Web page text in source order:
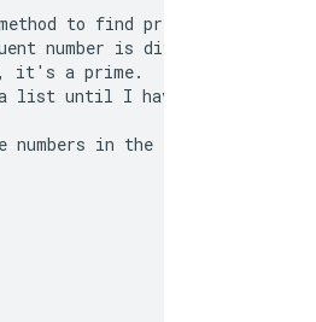
to find prime
number is divisible
it's a prime.
list until I have 50 of
in the list.